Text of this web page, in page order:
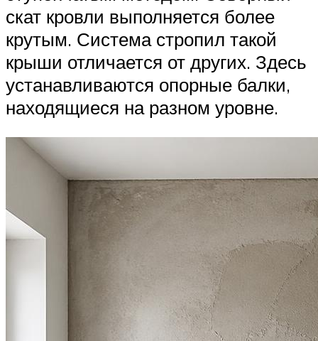
скат кровли выполняется более
крутым. Система стропил такой
крыши отличается от других. Здесь
устанавливаются опорные балки,
находящиеся на разном уровне.